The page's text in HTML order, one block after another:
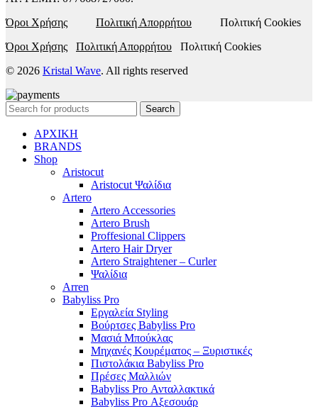
Όροι Χρήσης
Πολιτική Απορρήτου Πολιτική Cookies
Όροι Χρήσης
Πολιτική Απορρήτου Πολιτική Cookies
© 2026 Kristal Wave. All rights reserved
Search
ΑΡΧΙΚΗ
BRANDS
Shop
Aristocut
Aristocut Ψαλίδια
Artero
Artero Accessories
Artero Brush
Proffesional Clippers
Artero Hair Dryer
Artero Straightener – Curler
Ψαλίδια
Arren
Babyliss Pro
Εργαλεία Styling
Βούρτσες Babyliss Pro
Μασιά Μπούκλας
Μηχανές Κουρέματος – Ξυριστικές
Πιστολάκια Babyliss Pro
Πρέσες Μαλλιών
Babyliss Pro Ανταλλακτικά
Babyliss Pro Αξεσουάρ